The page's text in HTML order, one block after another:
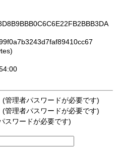
管理者パスワードが必要です)
管理者パスワードが必要です)
スワードが必要です)